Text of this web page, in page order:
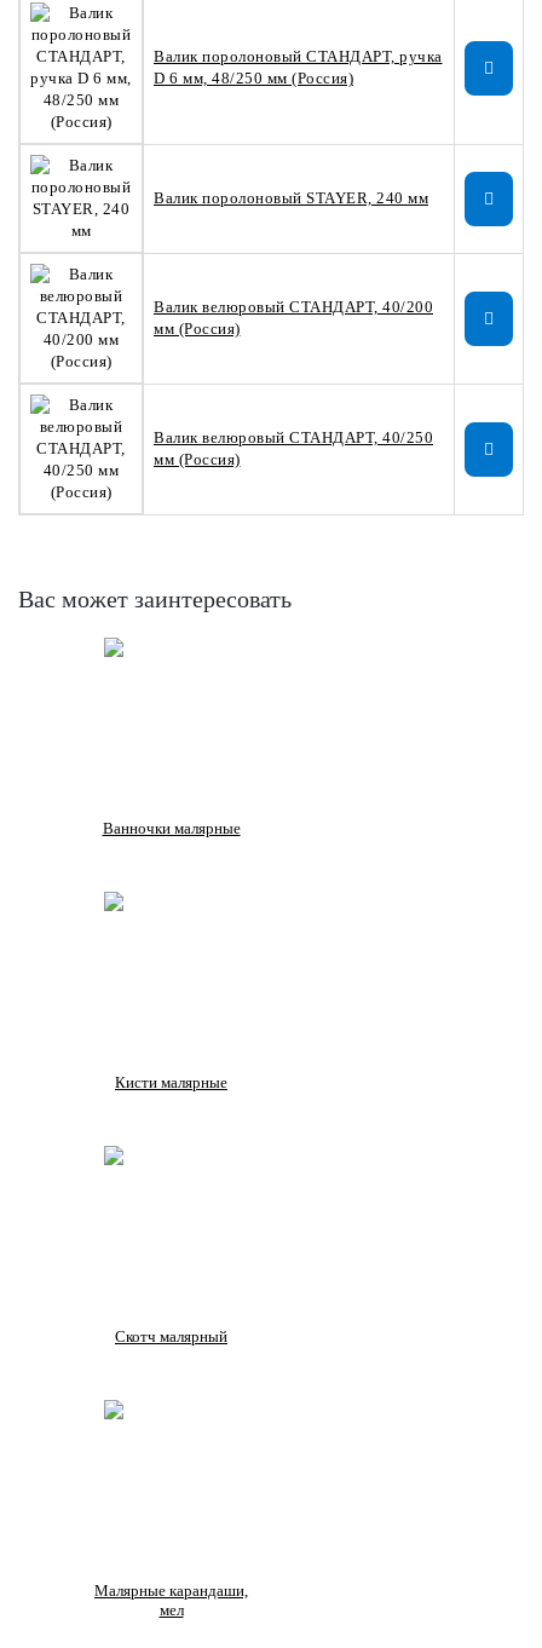
Валик поролоновый СТАНДАРТ, ручка
D 6 мм, 48/250 мм (Россия)
Валик поролоновый STAYER, 240 мм
Валик велюровый СТАНДАРТ, 40/200
мм (Россия)
Валик велюровый СТАНДАРТ, 40/250
мм (Россия)
Вас может заинтересовать
Ванночки малярные
Кисти малярные
Скотч малярный
Малярные карандаши,
мел